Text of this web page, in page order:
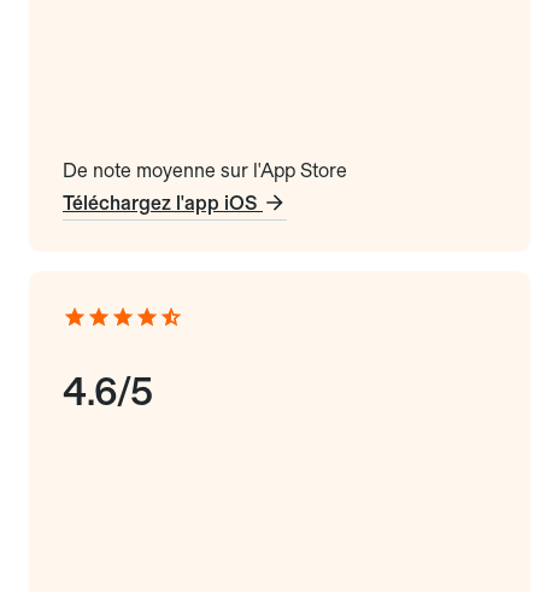
De note moyenne sur l'App Store
Téléchargez l'app iOS
4.6/5